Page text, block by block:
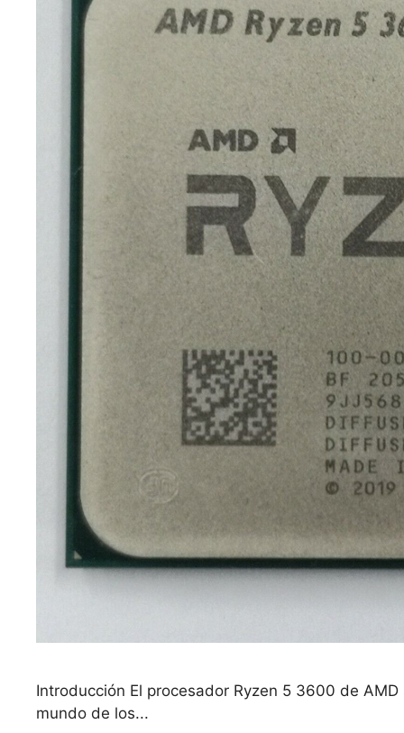
Introducción El procesador Ryzen 5 3600 de
mundo de los...